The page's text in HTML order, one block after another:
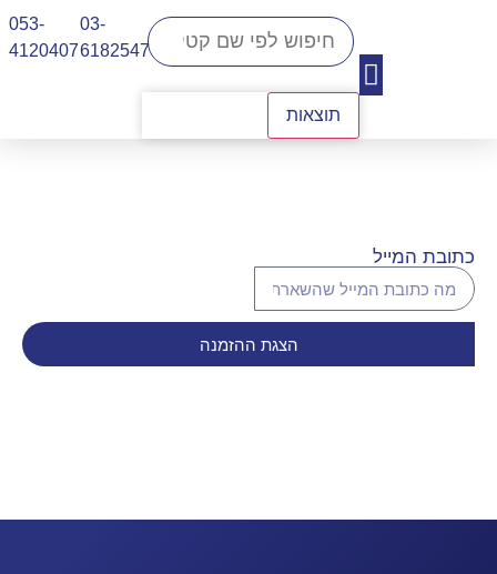
תוצאות
03-
6182547
053-
4120407​
כתובת המייל
הצגת ההזמנה